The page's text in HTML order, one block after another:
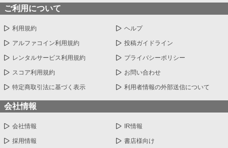
ご利用について
利用規約 ヘルプ
アルファコイン利用規約 投稿ガイドライン
レンタルサービス利用規約 プライバシーポリシー
スコア利用規約 お問い合わせ
特定商取引法に基づく表示 利用者情報の外部送信について
会社情報
会社情報 IR情報
採用情報 書店様向け